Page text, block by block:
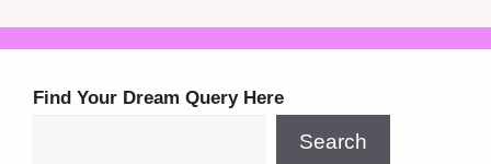
Find Your Dream Query Here
Search